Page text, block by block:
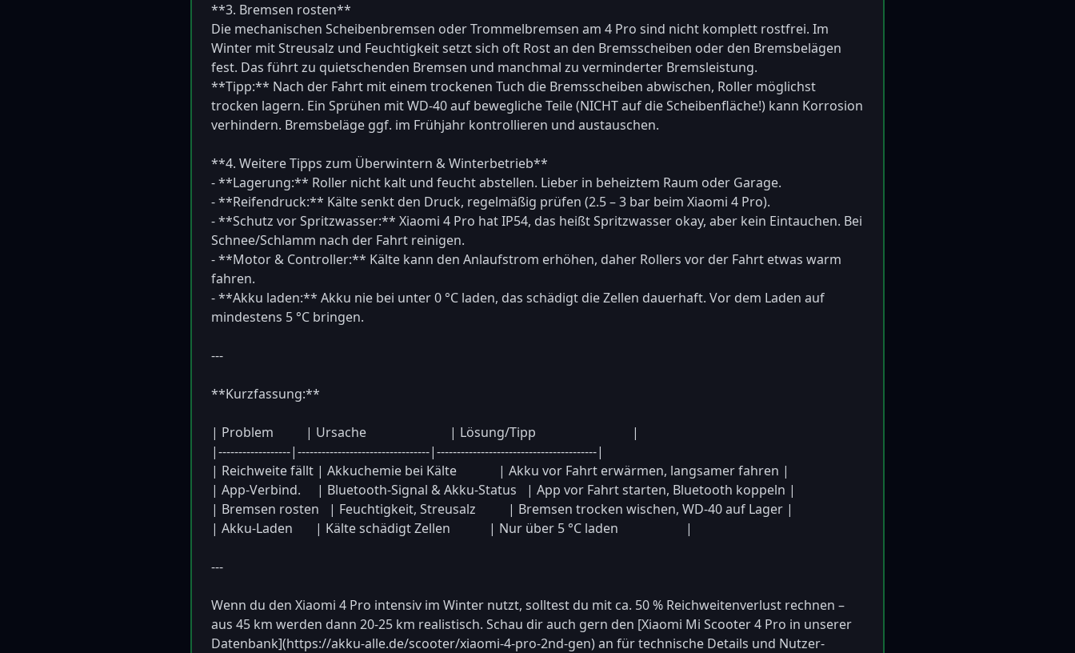
**3. Bremsen rosten**
Die mechanischen Scheibenbremsen oder Trommelbremsen am 4 Pro sind nicht komplett rostfrei. Im
Winter mit Streusalz und Feuchtigkeit setzt sich oft Rost an den Bremsscheiben oder den Bremsbelägen
fest. Das führt zu quietschenden Bremsen und manchmal zu verminderter Bremsleistung.
**Tipp:** Nach der Fahrt mit einem trockenen Tuch die Bremsscheiben abwischen, Roller möglichst
trocken lagern. Ein Sprühen mit WD-40 auf bewegliche Teile (NICHT auf die Scheibenfläche!) kann Korrosion
verhindern. Bremsbeläge ggf. im Frühjahr kontrollieren und austauschen.
**4. Weitere Tipps zum Überwintern & Winterbetrieb**
- **Lagerung:** Roller nicht kalt und feucht abstellen. Lieber in beheiztem Raum oder Garage.
- **Reifendruck:** Kälte senkt den Druck, regelmäßig prüfen (2.5 – 3 bar beim Xiaomi 4 Pro).
- **Schutz vor Spritzwasser:** Xiaomi 4 Pro hat IP54, das heißt Spritzwasser okay, aber kein Eintauchen. Bei
Schnee/Schlamm nach der Fahrt reinigen.
- **Motor & Controller:** Kälte kann den Anlaufstrom erhöhen, daher Rollers vor der Fahrt etwas warm
fahren.
- **Akku laden:** Akku nie bei unter 0 °C laden, das schädigt die Zellen dauerhaft. Vor dem Laden auf
mindestens 5 °C bringen.
---
**Kurzfassung:**
| Problem          | Ursache                          | Lösung/Tipp                              |
|------------------|---------------------------------|----------------------------------------|
| Reichweite fällt | Akkuchemie bei Kälte             | Akku vor Fahrt erwärmen, langsamer fahren |
| App-Verbind.     | Bluetooth-Signal & Akku-Status   | App vor Fahrt starten, Bluetooth koppeln |
| Bremsen rosten   | Feuchtigkeit, Streusalz          | Bremsen trocken wischen, WD-40 auf Lager |
| Akku-Laden       | Kälte schädigt Zellen            | Nur über 5 °C laden                     |
---
Wenn du den Xiaomi 4 Pro intensiv im Winter nutzt, solltest du mit ca. 50 % Reichweitenverlust rechnen –
aus 45 km werden dann 20-25 km realistisch. Schau dir auch gern den [Xiaomi Mi Scooter 4 Pro in unserer
Datenbank](https://akku-alle.de/scooter/xiaomi-4-pro-2nd-gen) an für technische Details und Nutzer-